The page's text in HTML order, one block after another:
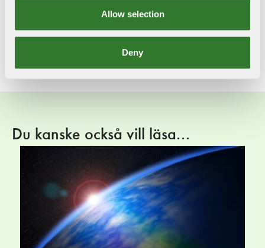
Allow selection
Deny
Dela med dig!
FacebookMail
Du kanske också vill läsa...